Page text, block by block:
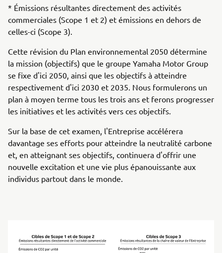
* Émissions résultantes directement des activités
commerciales (Scope 1 et 2) et émissions en dehors de
celles-ci (Scope 3).
Cette révision du Plan environnemental 2050 détermine
la mission (objectifs) que le groupe Yamaha Motor Group
se fixe d'ici 2050, ainsi que les objectifs à atteindre
respectivement d'ici 2030 et 2035. Nous formulerons un
plan à moyen terme tous les trois ans et ferons progresser
les initiatives et les activités vers ces objectifs.
Sur la base de cet examen, l'Entreprise accélérera
davantage ses efforts pour atteindre la neutralité carbone
et, en atteignant ses objectifs, continuera d'offrir une
nouvelle excitation et une vie plus épanouissante aux
individus partout dans le monde.